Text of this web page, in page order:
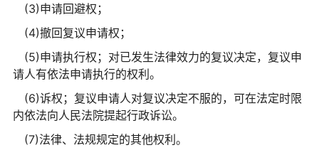
(3)申请回避权；
(4)撤回复议申请权；
(5)申请执行权；对已发生法律效力的复议决定，复议申
请人有依法申请执行的权利。
(6)诉权；复议申请人对复议决定不服的，可在法定时限
内依法向人民法院提起行政诉讼。
(7)法律、法规规定的其他权利。